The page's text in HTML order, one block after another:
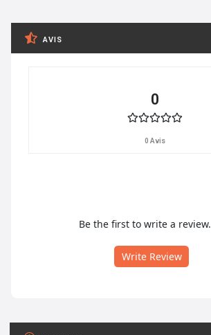
AVIS
0
0 Avis
Be the first to write a review.
Write Review